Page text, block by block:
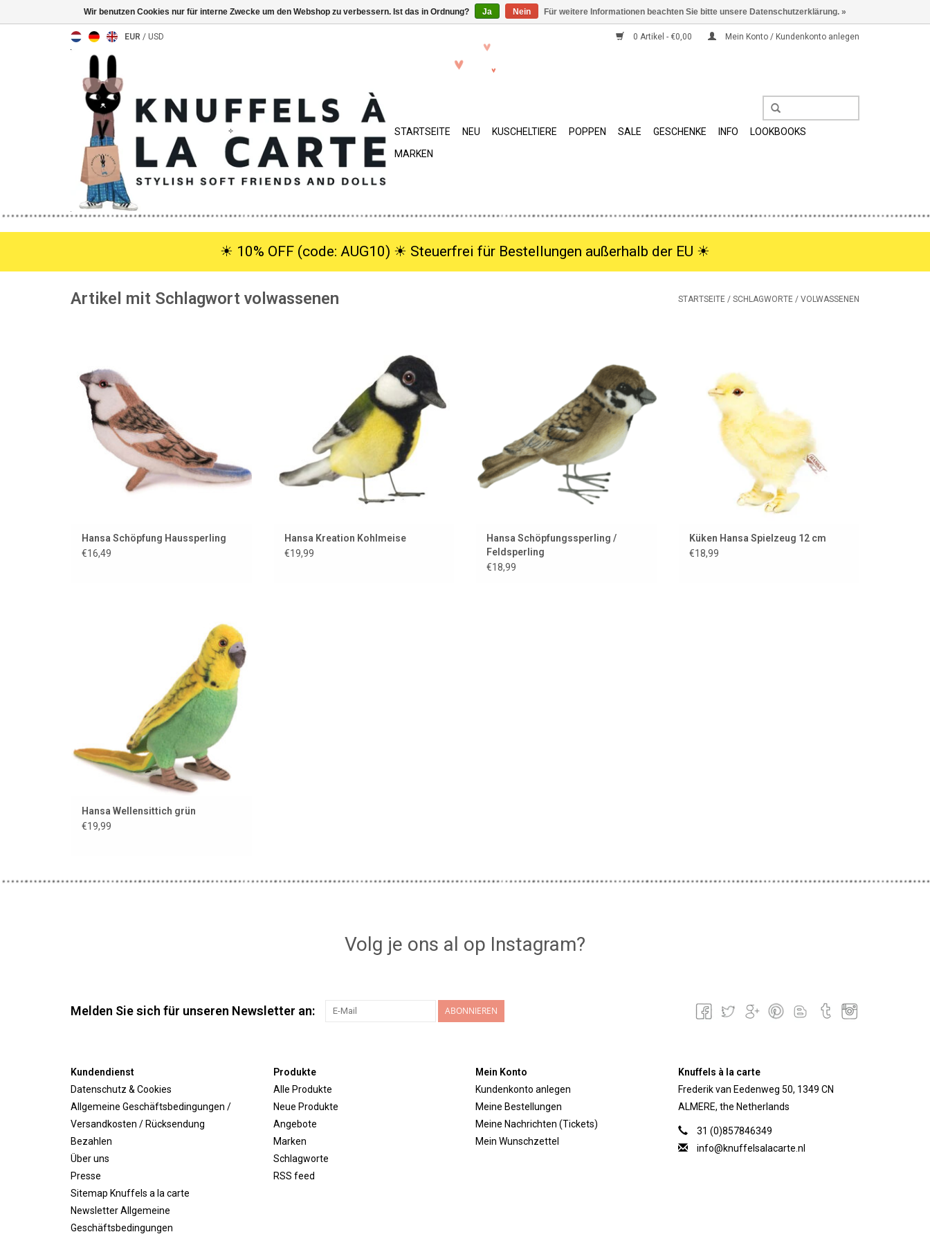
EUR / USD 0 Artikel - €0,00 Mein Konto / Kundenkonto anlegen
STARTSEITE NEU KUSCHELTIERE POPPEN SALE GESCHENKE INFO
LOOKBOOKS
MARKEN
☀︎ 10% OFF (code: AUG10) ☀︎ Steuerfrei für Bestellungen außerhalb der EU ☀︎
Artikel mit Schlagwort volwassenen STARTSEITE / SCHLAGWORTE / VOLWASSENEN
ZUM WARENKORB HINZUFÜGEN
Hansa Schöpfung Haussperling
€16,49
ZUM WARENKORB HINZUFÜGEN
Hansa Kreation Kohlmeise
€19,99
ZUM WARENKORB HINZUFÜGEN
Hansa Schöpfungssperling /
Feldsperling
€18,99
ZUM WARENKORB HINZUFÜGEN
Küken Hansa Spielzeug 12 cm
€18,99
ZUM WARENKORB HINZUFÜGEN
Hansa Wellensittich grün
€19,99
Volg je ons al op Instagram?
Melden Sie sich für unseren Newsletter an: ABONNIEREN
Kundendienst
Datenschutz & Cookies
Allgemeine Geschäftsbedingungen /
Versandkosten / Rücksendung
Bezahlen
Über uns
Presse
Sitemap Knuffels a la carte
Newsletter Allgemeine
Geschäftsbedingungen
Produkte
Alle Produkte
Neue Produkte
Angebote
Marken
Schlagworte
RSS feed
Mein Konto
Kundenkonto anlegen
Meine Bestellungen
Meine Nachrichten (Tickets)
Mein Wunschzettel
Knuffels à la carte
Frederik van Eedenweg 50, 1349 CN
ALMERE, the Netherlands
31 (0)857846349
info@knuffelsalacarte.nl
Wir benutzen Cookies nur für interne Zwecke um den Webshop zu verbessern. Ist das in Ordnung? Ja Nein Für weitere Informationen beachten Sie bitte unsere Datenschutzerklärung. »